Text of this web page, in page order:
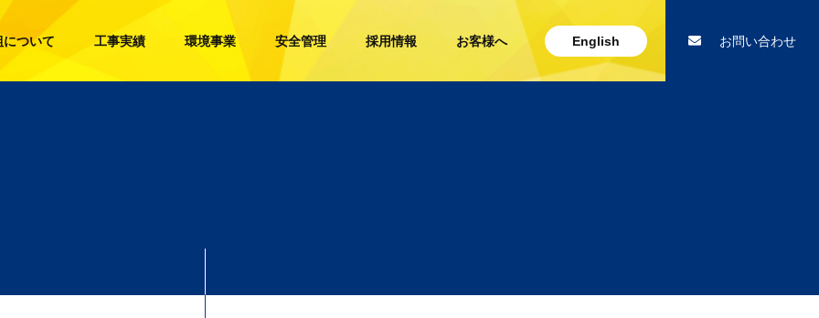
ついて 工事実績 環境事業 安全管理 採用情報 お客様へ English お問い合わせ